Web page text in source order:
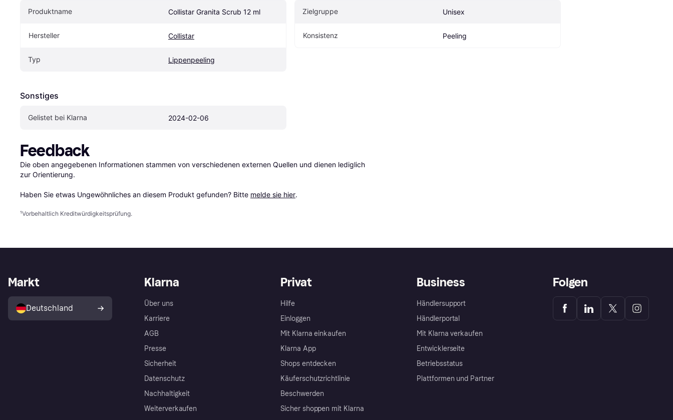
Produktname Collistar Granita Scrub 12 ml
Hersteller Collistar
Typ Lippenpeeling
Sonstiges
Gelistet bei Klarna 2024-02-06
Zielgruppe Unisex
Konsistenz Peeling
Feedback
Die oben angegebenen Informationen stammen von verschiedenen externen Quellen und dienen lediglich
zur Orientierung.
Haben Sie etwas Ungewöhnliches an diesem Produkt gefunden? Bitte melde sie hier.
¹Vorbehaltlich Kreditwürdigkeitsprüfung.
Klarna
Über uns
Karriere
AGB
Presse
Sicherheit
Datenschutz
Nachhaltigkeit
Weiterverkaufen
Privat
Hilfe
Einloggen
Mit Klarna einkaufen
Klarna App
Shops entdecken
Käuferschutzrichtlinie
Beschwerden
Sicher shoppen mit Klarna
Business
Händlersupport
Händlerportal
Mit Klarna verkaufen
Entwicklerseite
Betriebsstatus
Plattformen und Partner
Markt
Deutschland
Folgen